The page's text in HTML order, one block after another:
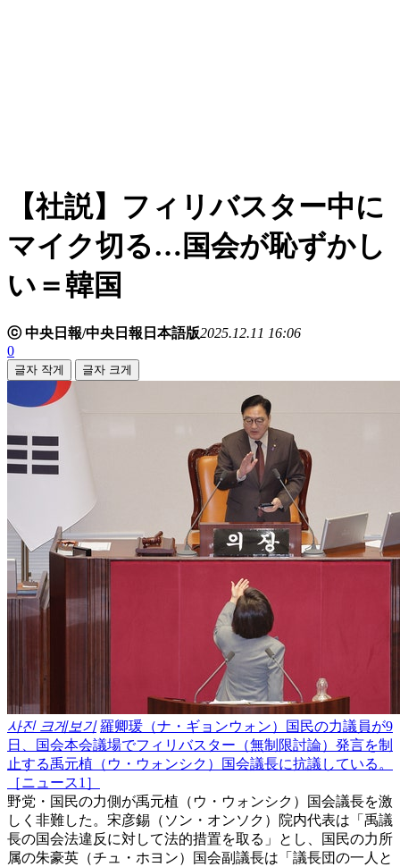
【社説】フィリバスター中に
マイク切る…国会が恥ずかし
い＝韓国
ⓒ 中央日報/中央日報日本語版2025.12.11 16:06
0
글자 작게 글자 크게
사진 크게보기 羅卿瑗（ナ・ギョンウォン）国民の力議員が9
日、国会本会議場でフィリバスター（無制限討論）発言を制
止する禹元植（ウ・ウォンシク）国会議長に抗議している。
［ニュース1］
野党・国民の力側が禹元植（ウ・ウォンシク）国会議長を激
しく非難した。宋彦錫（ソン・オンソク）院内代表は「禹議
長の国会法違反に対して法的措置を取る」とし、国民の力所
属の朱豪英（チュ・ホヨン）国会副議長は「議長団の一人と